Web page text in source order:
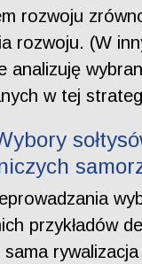
rozwoju
rozwoju. (W
analizuję
w tej
przykładów